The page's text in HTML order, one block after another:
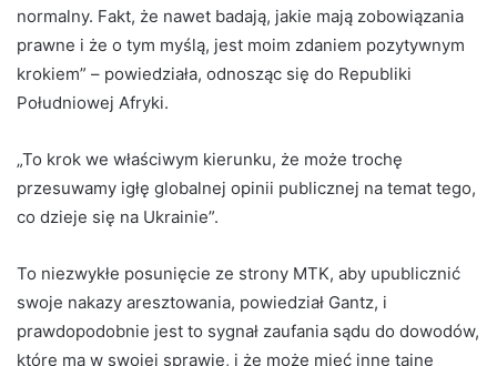
normalny. Fakt, że nawet badają, jakie mają zobowiązania
prawne i że o tym myślą, jest moim zdaniem pozytywnym
krokiem” – powiedziała, odnosząc się do Republiki
Południowej Afryki.
„To krok we właściwym kierunku, że może trochę
przesuwamy igłę globalnej opinii publicznej na temat tego,
co dzieje się na Ukrainie”.
To niezwykłe posunięcie ze strony MTK, aby upublicznić
swoje nakazy aresztowania, powiedział Gantz, i
prawdopodobnie jest to sygnał zaufania sądu do dowodów,
które ma w swojej sprawie, i że może mieć inne tajne